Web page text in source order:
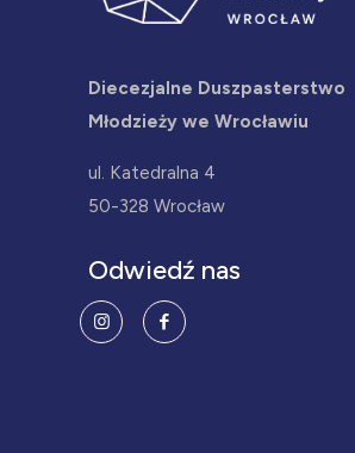
Diecezjalne Duszpasterstwo
Młodzieży we Wrocławiu
ul. Katedralna 4
50-328 Wrocław
Odwiedź nas